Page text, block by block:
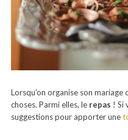
Lorsqu’on organise son
choses. Parmi elles, le repas ! Si
suggestions pour apporter une